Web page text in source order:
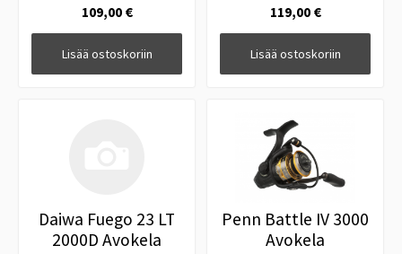
109,00 €
Lisää ostoskoriin
119,00 €
Lisää ostoskoriin
Daiwa Fuego 23 LT
2000D Avokela
Penn Battle IV 3000
Avokela